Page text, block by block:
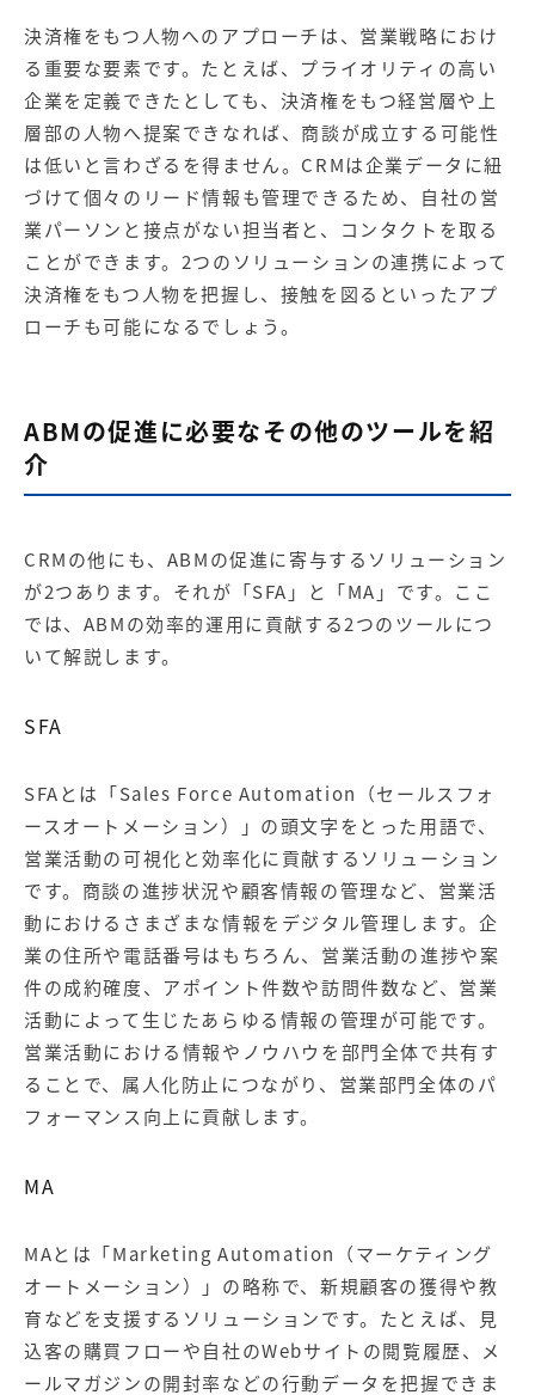
決済権をもつ人物へのアプローチは、営業戦略におけ
る重要な要素です。たとえば、プライオリティの高い
企業を定義できたとしても、決済権をもつ経営層や上
層部の人物へ提案できなれば、商談が成立する可能性
は低いと言わざるを得ません。CRMは企業データに紐
づけて個々のリード情報も管理できるため、自社の営
業パーソンと接点がない担当者と、コンタクトを取る
ことができます。2つのソリューションの連携によって
決済権をもつ人物を把握し、接触を図るといったアプ
ローチも可能になるでしょう。
ABMの促進に必要なその他のツールを紹
介
CRMの他にも、ABMの促進に寄与するソリューション
が2つあります。それが「SFA」と「MA」です。ここ
では、ABMの効率的運用に貢献する2つのツールにつ
いて解説します。
SFA
SFAとは「Sales Force Automation（セールスフォ
ースオートメーション）」の頭文字をとった用語で、
営業活動の可視化と効率化に貢献するソリューション
です。商談の進捗状況や顧客情報の管理など、営業活
動におけるさまざまな情報をデジタル管理します。企
業の住所や電話番号はもちろん、営業活動の進捗や案
件の成約確度、アポイント件数や訪問件数など、営業
活動によって生じたあらゆる情報の管理が可能です。
営業活動における情報やノウハウを部門全体で共有す
ることで、属人化防止につながり、営業部門全体のパ
フォーマンス向上に貢献します。
MA
MAとは「Marketing Automation（マーケティング
オートメーション）」の略称で、新規顧客の獲得や教
育などを支援するソリューションです。たとえば、見
込客の購買フローや自社のWebサイトの閲覧履歴、メ
ールマガジンの開封率などの行動データを把握できま